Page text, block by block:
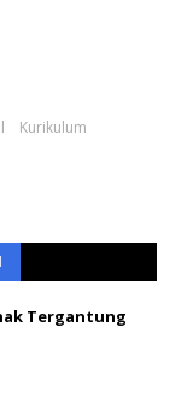
Kurikulum
Tergantung